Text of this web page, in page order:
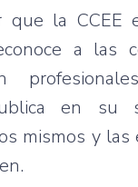
que la CCEE
a las
en su
mismos y las